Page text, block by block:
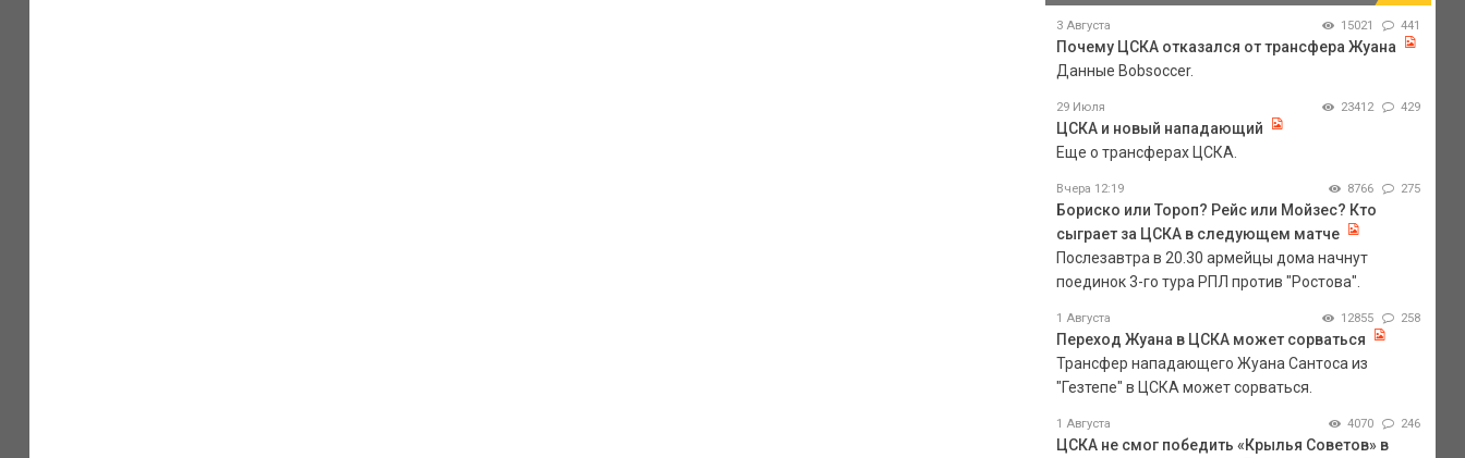
3 Августа 15021 441
Почему ЦСКА отказался от трансфера Жуана
Данные Bobsoccer.
29 Июля 23412 429
ЦСКА и новый нападающий
Еще о трансферах ЦСКА.
Вчера 12:19 8766 275
Бориско или Тороп? Рейс или Мойзес? Кто
сыграет за ЦСКА в следующем матче
Послезавтра в 20.30 армейцы дома начнут
поединок 3-го тура РПЛ против "Ростова".
1 Августа 12855 258
Переход Жуана в ЦСКА может сорваться
Трансфер нападающего Жуана Сантоса из
"Гезтепе" в ЦСКА может сорваться.
1 Августа 4070 246
ЦСКА не смог победить «Крылья Советов» в